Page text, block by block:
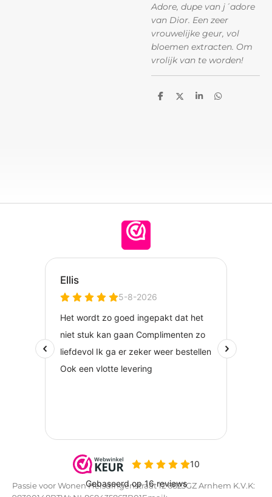
Adore, dupe van j´adore
van Dior. Een zeer
vrouwelijke geur, vol
bloemen extracten. Om
vrolijk van te worden!
D
D
S
D
Passie voor Wonen Helsdingenstraat 12 6823GZ Arnhem K.V.K: